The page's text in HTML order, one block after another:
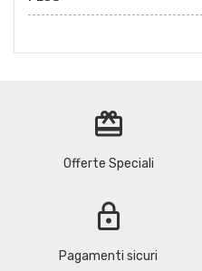
redeem
Offerte Speciali
lock
Pagamenti sicuri